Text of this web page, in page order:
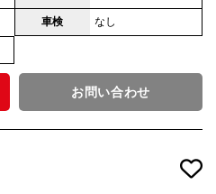
車検 なし
お問い合わせ